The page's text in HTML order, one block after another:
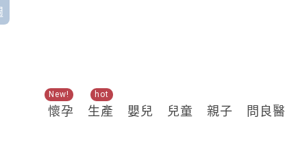
懷孕
New!
生產
hot
嬰兒 兒童 親子 問良醫